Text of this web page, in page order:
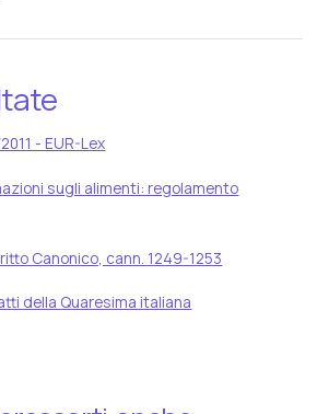
- EUR-Lex
sugli alimenti: regolamento
Canonico, cann. 1249-1253
della Quaresima italiana